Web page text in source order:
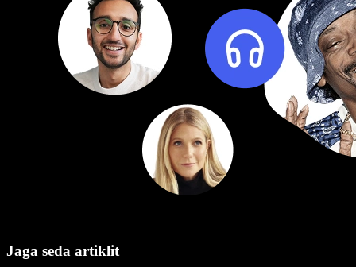
Jaga seda artiklit